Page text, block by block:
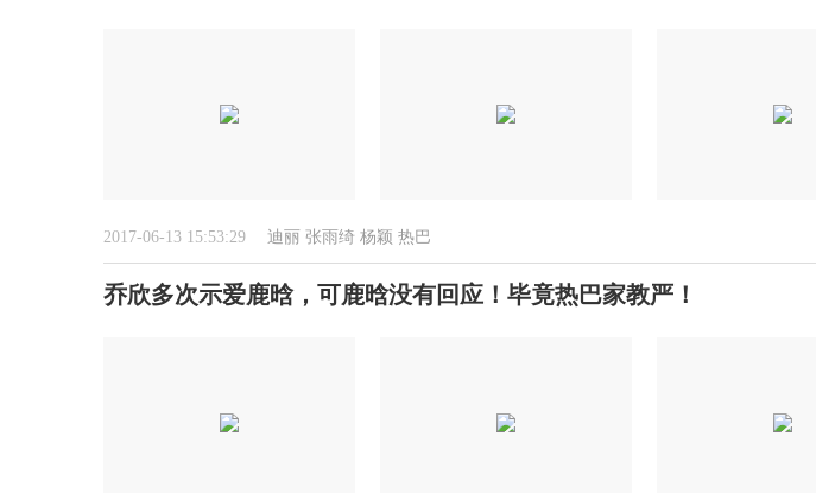
2017-06-13 15:53:29 迪丽 张雨绮 杨颖 热巴
乔欣多次示爱鹿晗，可鹿晗没有回应！毕竟热巴家教严！